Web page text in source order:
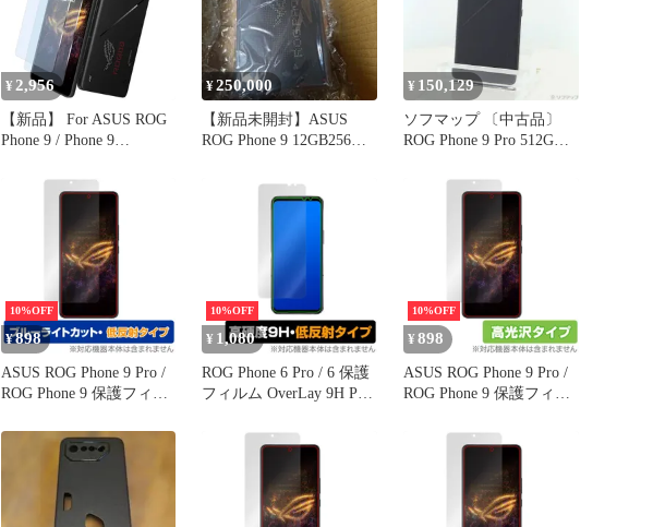
プル レンズ保護 耐久
¥ 2,956
【新品】 For ASUS ROG
Phone 9 / Phone 9
ム + Phone 9 Pro Editionカ
メラフィルム 用の保護フ
ィルム 視力を保護 目の
疲れ軽減 貼り付け簡単
自動吸着 気泡 防止 RO
¥250,000
【新品未開封】ASUS
ROG Phone 9 12GB256GB
¥ 150,129
ソフマップ 〔中古品〕
ROG Phone 9 Pro 512GB
R25NR01A SIMフリー
10%OFF
¥898
ASUS ROG Phone 9 Pro /
ROG Phone 9 保護フィル
低反射 for エイスース ア
ールオージー フォン 目
に優しい
10%OFF
¥ 1,080
ROG Phone 6 Pro / 6 保護
フィルム OverLay 9H Plus
ン6 9H 高硬度 反射低減
アンチグレア
10%OFF
¥ 898
ASUS ROG Phone 9 Pro /
ROG Phone 9 保護フィル
イスース アールオージー
フォン 指紋防止 高光沢